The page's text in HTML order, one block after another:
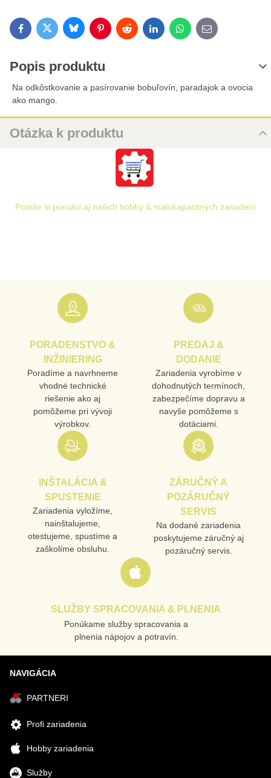
FacebookTwitterBlueskyPinterestRedditLinkedInWhatsApp
E-mail
Popis produktu
Na odkôstkovanie a pasírovanie bobuľovín, paradajok a ovocia
ako mango.
Otázka k produktu
Nová otázka k produktu
TELEFÓN
VAŠA OTÁZKA K PRODUKTU
Odoslať
Pozrite si ponuku aj našich hobby & malokapacitných zariadení
PORADENSTVO &
INŽINIERING
Poradíme a navrhneme
vhodné technické
riešenie ako aj
pomôžeme pri vývoji
výrobkov.
PREDAJ &
DODANIE
Zariadenia vyrobíme v
dohodnutých termínoch,
zabezpečíme dopravu a
navyše pomôžeme s
dotáciami.
INŠTALÁCIA &
SPUSTENIE
Zariadenia vyložíme,
nainštalujeme,
otestujeme, spustíme a
zaškolíme obsluhu.
ZÁRUČNÝ A
POZÁRUČNÝ
SERVIS
Na dodané zariadenia
poskytujeme záručný aj
pozáručný servis.
SLUŽBY SPRACOVANIA & PLNENIA
Ponúkame služby spracovania a
plnenia nápojov a potravín.
NAVIGÁCIA
PARTNERI
Profi zariadenia
Hobby zariadenia
Služby